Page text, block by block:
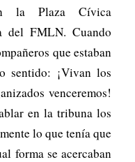
la Plaza Cívica
del FMLN. Cuando
que estaban
sentido: ¡Vivan los
venceremos!
en la tribuna los
lo que tenía que
forma se acercaban